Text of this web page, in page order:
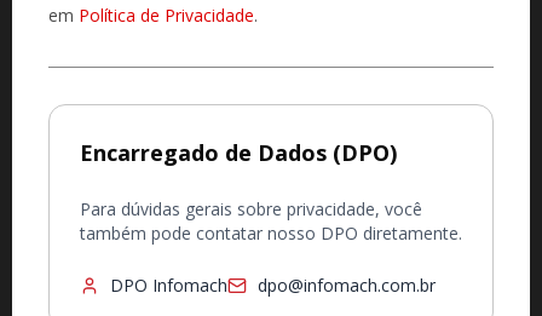
em Política de Privacidade.
Encarregado de Dados (DPO)
Para dúvidas gerais sobre privacidade, você
também pode contatar nosso DPO diretamente.
DPO Infomach dpo@infomach.com.br